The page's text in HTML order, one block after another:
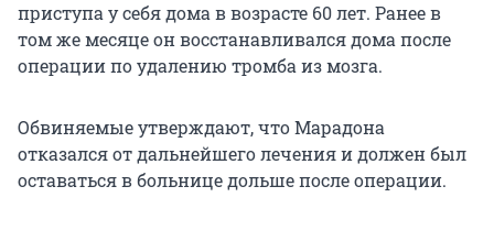
приступа у себя дома в возрасте 60 лет. Ранее в
том же месяце он восстанавливался дома после
операции по удалению тромба из мозга.
Обвиняемые утверждают, что Марадона
отказался от дальнейшего лечения и должен был
оставаться в больнице дольше после операции.